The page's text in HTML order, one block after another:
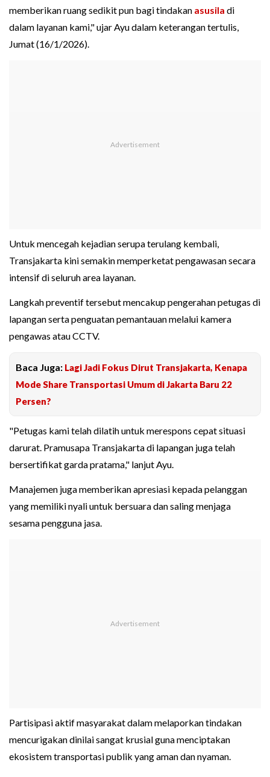
memberikan ruang sedikit pun bagi tindakan asusila di
dalam layanan kami," ujar Ayu dalam keterangan tertulis,
Jumat (16/1/2026).
Untuk mencegah kejadian serupa terulang kembali,
Transjakarta kini semakin memperketat pengawasan secara
intensif di seluruh area layanan.
Langkah preventif tersebut mencakup pengerahan petugas di
lapangan serta penguatan pemantauan melalui kamera
pengawas atau CCTV.
Baca Juga: Lagi Jadi Fokus Dirut Transjakarta, Kenapa
Mode Share Transportasi Umum di Jakarta Baru 22
Persen?
"Petugas kami telah dilatih untuk merespons cepat situasi
darurat. Pramusapa Transjakarta di lapangan juga telah
bersertifikat garda pratama," lanjut Ayu.
Manajemen juga memberikan apresiasi kepada pelanggan
yang memiliki nyali untuk bersuara dan saling menjaga
sesama pengguna jasa.
Partisipasi aktif masyarakat dalam melaporkan tindakan
mencurigakan dinilai sangat krusial guna menciptakan
ekosistem transportasi publik yang aman dan nyaman.